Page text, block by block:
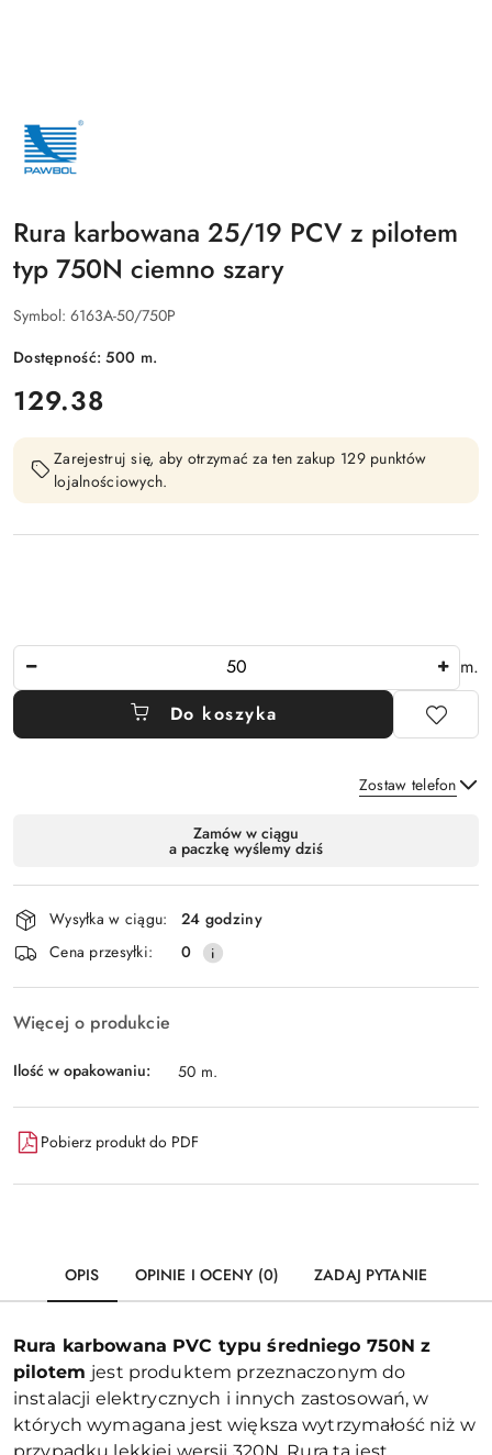
PRODUCENTA:
PAWBOL
Rura karbowana 25/19 PCV z pilotem
typ 750N ciemno szary
Symbol: 6163A-50/750P
Dostępność:500 m.
cena:
129.38
Zarejestruj się, aby otrzymać za ten zakup 129 punktów
lojalnościowych.
m.
Do koszyka
Zostaw telefon
Wyślij
dostawa
Zamów w ciągu
a paczkę wyślemy dziś
Wysyłka w ciągu:
24 godziny
Cena przesyłki:
0
Więcej o produkcie
Ilość w opakowaniu: 50 m.
Pobierz produkt do PDF
OPIS OPINIE I OCENY (0) ZADAJ PYTANIE
Rura karbowana PVC typu średniego 750N z
pilotem jest produktem przeznaczonym do
instalacji elektrycznych i innych zastosowań, w
których wymagana jest większa wytrzymałość niż w
przypadku lekkiej wersji 320N. Rura ta jest